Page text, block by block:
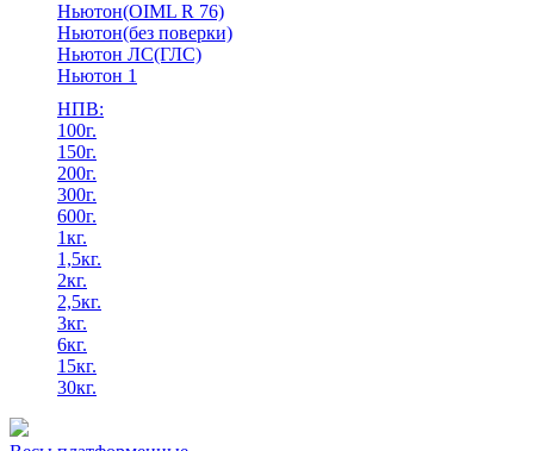
Ньютон(OIML R 76)
Ньютон(без поверки)
Ньютон ЛС(ГЛС)
Ньютон 1
НПВ:
100г.
150г.
200г.
300г.
600г.
1кг.
1,5кг.
2кг.
2,5кг.
3кг.
6кг.
15кг.
30кг.